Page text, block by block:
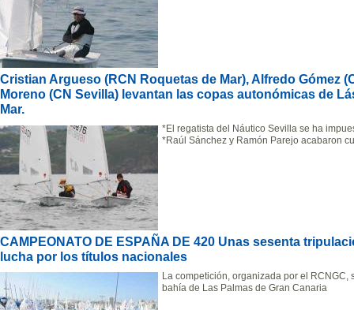
Cristian Argueso (RCN Roquetas de Mar), Alfredo Gómez
Moreno (CN Sevilla) levantan las copas autonómicas de
Mar.
*El regatista del Náutico Sevilla se ha
*Raúl Sánchez y Ramón Parejo acabaron
CAMPEONATO DE ESPAÑA DE 420 Unas sesenta
lucha por los títulos nacionales
La competición, organizada por el
bahía de Las Palmas de Gran Canaria